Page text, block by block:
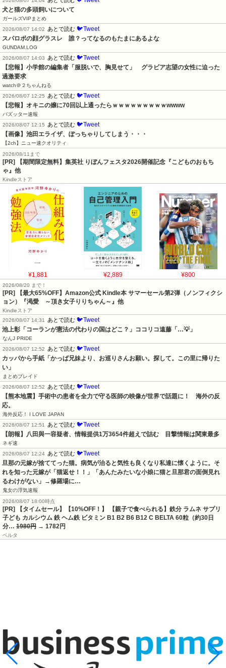
犬と猫の多頭飼いについて
ガールズVIPまとめ
2026/08/07 14:02
あとで読む 🐦Tweet
スパロボの顔グラスレ　誰？ってなるのもたまにあるよな
GUNDAM.LOG
2026/08/07 14:03
あとで読む 🐦Tweet
【悲報】小学館の編集者「服脱いで、胸見せて」　グラビア志望の女性に迫った
過激要求
watch＠２ちゃんねる
2026/08/07 12:25
あとで読む 🐦Tweet
【悲報】オキニの嬢に70回以上通ったらｗｗｗｗｗｗｗｗｗwwww
バズッター速報
2026/08/07 12:15
あとで読む 🐦Tweet
【画像】池田エライザ、ぽっちゃりしてしまう・・・
【2ch】ニュー速クオリティ
2026/08/11まで
[PR] 【期間限定無料】集英社 りぼんフェスタ2026開催記念『こどものおもち
ゃ』他
Kindleストア
¥1,881 ¥2,889 ¥800
2026/08/20 まで！
[PR]
【最大65%OFF】Amazon公式 Kindle本 サマーセール第2弾（ノンフィクシ
ョン）『渇愛 ～頂き女子りりちゃん～』他
Kindleストア
2026/08/07 14:31
あとで読む 🐦Tweet
池上彰「コーランが憲法の代わりの国はどこ？」ココリコ遠藤「…💡」
なんJ PRIDE
2026/08/07 12:52
あとで読む 🐦Tweet
カッパから手紙「かっぱ兄妹より、お巡りさんお願い。探して。この里に帰りた
い」
まとめブレイド
2026/08/07 12:52
あとで読む 🐦Tweet
【熊本地震】手術中の患者を全力で守る医師の映像が世界で話題に！　海外の反
応。
海外反応！ I LOVE JAPAN
2026/08/07 12:51
あとで読む 🐦Tweet
【朗報】八田與一容疑者、情報提供1万3654件超えで詰む　目撃情報は関東最多
ネギ速
2026/08/07 12:24 あとで読む 🐦Tweet
旦那の元嫁が捨ててった猫。病気が治ると気性も良くなり私達に懐くように。そ
れを知った元嫁が「猫返せ！！」「あんたみたいな小娘に猫と旦那君の面倒見れ
るわけがない」→修羅場に…
鬼女の浮気速報
2026/08/07 18:00時点
[PR] 【タイムセール】【10%OFF！】 【親子で食べられる】鉄分 ラムネ サプリ
子ども カルシウム 鉄 ヘム鉄 ビタミン B1 B2 B6 B12 C BELTA 60粒（約30日
分… 1980円 → 1782円
ベルタ